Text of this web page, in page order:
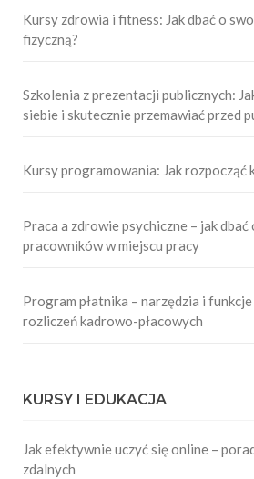
Kursy zdrowia i fitness: Jak dbać o
fizyczną?
Szkolenia z prezentacji publicznych:
siebie i skutecznie przemawiać przed
Kursy programowania: Jak rozpocząć
Praca a zdrowie psychiczne – jak
pracowników w miejscu pracy
Program płatnika – narzędzia i
rozliczeń kadrowo-płacowych
KURSY I EDUKACJA
Jak efektywnie uczyć się online –
zdalnych